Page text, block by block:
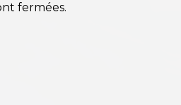
fermées.